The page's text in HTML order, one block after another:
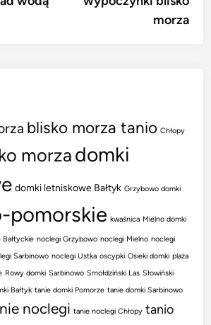
morza
blisko morza tanio Chłopy
morza domki
domki letniskowe Bałtyk Grzybowo domki
pomorskie kwaśnica Mielno domki
Bałtyckie noclegi Grzybowo noclegi Mielno noclegi
Sarbinowo noclegi Ustka oscypki Osieki domki plaża
Rowy domki Sarbinowo Smołdziński Las Słowiński
Bałtyk tanie domki Pomorze tanie domki Sarbinowo
noclegi tanie noclegi Chłopy tanio